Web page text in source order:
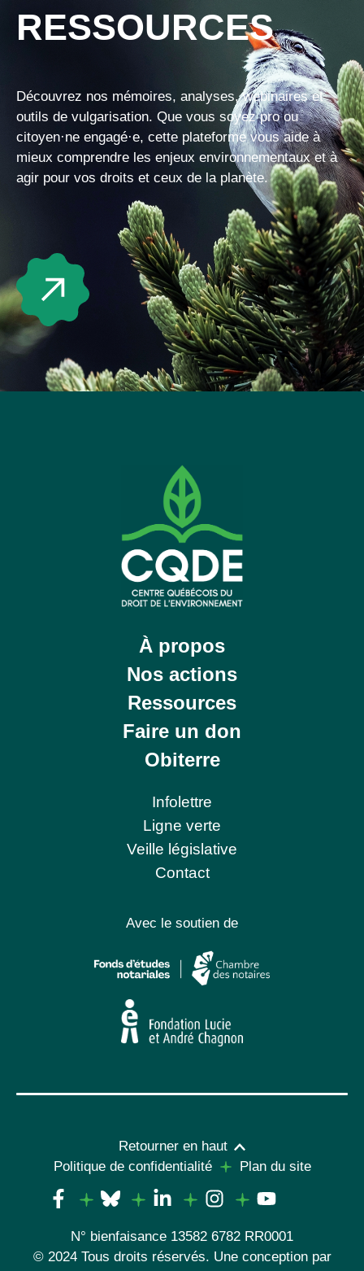
RESSOURCES
Découvrez nos mémoires, analyses, webinaires et
outils de vulgarisation. Que vous soyez pro ou
citoyen·ne engagé·e, cette plateforme vous aide à
mieux comprendre les enjeux environnementaux et à
agir pour vos droits et ceux de la planète.
À propos
Nos actions
Ressources
Faire un don
Obiterre
Infolettre
Ligne verte
Veille législative
Contact
Avec le soutien de
N° bienfaisance 13582 6782 RR0001
© 2024 Tous droits réservés. Une conception par
Retourner en haut
Politique de confidentialité
Plan du site